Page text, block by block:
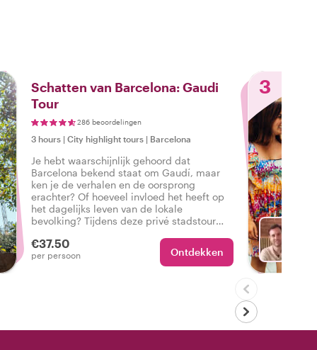
Schatten van Barcelona: Gaudi
Tour
286 beoordelingen
3 hours | City highlight tours | Barcelona
Je hebt waarschijnlijk gehoord dat
Barcelona bekend staat om Gaudí, maar
ken je de verhalen en de oorsprong
erachter? Of hoeveel invloed het heeft op
het dagelijks leven van de lokale
bevolking? Tijdens deze privé stadstour
€37.50
per persoon Ontdekken
3